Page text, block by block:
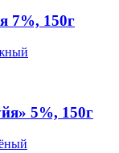
7%, 150г
5%, 150г